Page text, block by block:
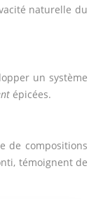
naturelle du
un système
épicées.
de compositions
témoignent de